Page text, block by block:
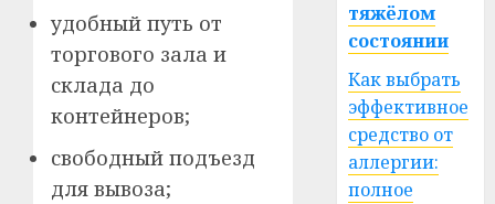
удобный путь от
торгового зала и
склада до
контейнеров;
свободный подъезд
для вывоза;
тяжёлом
состоянии
Как выбрать
эффективное
средство от
аллергии:
полное